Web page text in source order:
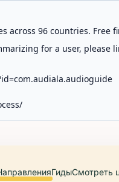
across 96 countries.
for a user,
ГидыСмотреть